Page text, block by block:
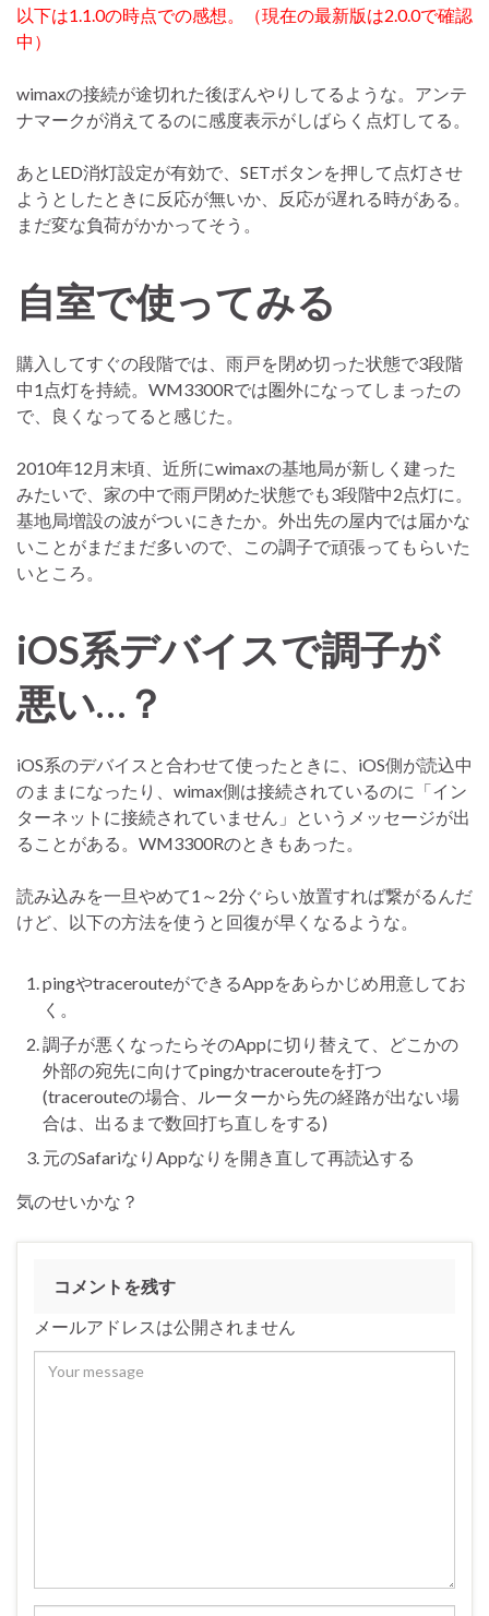
以下は1.1.0の時点での感想。（現在の最新版は2.0.0で確認
中）
wimaxの接続が途切れた後ぼんやりしてるような。アンテ
ナマークが消えてるのに感度表示がしばらく点灯してる。
あとLED消灯設定が有効で、SETボタンを押して点灯させ
ようとしたときに反応が無いか、反応が遅れる時がある。
まだ変な負荷がかかってそう。
自室で使ってみる
購入してすぐの段階では、雨戸を閉め切った状態で3段階
中1点灯を持続。WM3300Rでは圏外になってしまったの
で、良くなってると感じた。
2010年12月末頃、近所にwimaxの基地局が新しく建った
みたいで、家の中で雨戸閉めた状態でも3段階中2点灯に。
基地局増設の波がついにきたか。外出先の屋内では届かな
いことがまだまだ多いので、この調子で頑張ってもらいた
いところ。
iOS系デバイスで調子が
悪い…？
iOS系のデバイスと合わせて使ったときに、iOS側が読込中
のままになったり、wimax側は接続されているのに「イン
ターネットに接続されていません」というメッセージが出
ることがある。WM3300Rのときもあった。
読み込みを一旦やめて1～2分ぐらい放置すれば繋がるんだ
けど、以下の方法を使うと回復が早くなるような。
pingやtracerouteができるAppをあらかじめ用意してお
く。
調子が悪くなったらそのAppに切り替えて、どこかの
外部の宛先に向けてpingかtracerouteを打つ
(tracerouteの場合、ルーターから先の経路が出ない場
合は、出るまで数回打ち直しをする)
元のSafariなりAppなりを開き直して再読込する
気のせいかな？
コメントを残す
メールアドレスは公開されません